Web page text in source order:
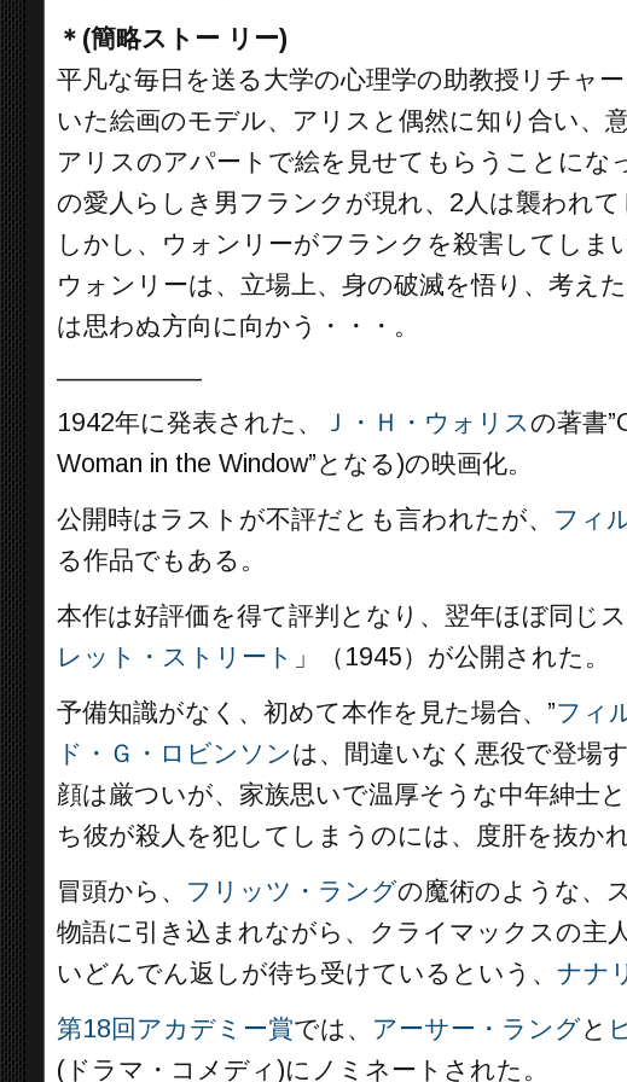
＊(簡略ストー リー)
平凡な毎日を送る大学の心理学の助教授リチャ
いた絵画のモデル、アリスと偶然に知り合い、意
アリスのアパートで絵を見せてもらうことに
の愛人らしき男フランクが現れ、2人は襲われて
しかし、ウォンリーがフランクを殺害してしま
ウォンリーは、立場上、身の破滅を悟り、考え
は思わぬ方向に向かう・・・。
1942年に発表された、
Ｊ・Ｈ・ウォリスの著書
Woman in the Window”となる)の映画化。
公開時はラストが不評だとも言われたが、 フィ
る作品でもある。
本作は好評価を得て評判となり、翌年ほぼ同じ
レット・ストリート 」（1945）が公開された。
予備知識がなく、初めて本作を見た場合、”フィ
ド・Ｇ・ロビンソンは、間違いなく悪役で登場
顔は厳ついが、家族思いで温厚そうな中年紳士
ち彼が殺人を犯してしまうのには、度肝を抜か
冒頭から、 フリッツ・ラングの魔術のような、
物語に引き込まれながら、クライマックスの主
いどんでん返しが待ち受けているという、 ナナ
第18回アカデミー賞では、 アーサー・ラングと
(ドラマ・コメディ)にノミネートされた。